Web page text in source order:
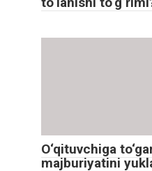
O‘qituvchiga
majburiyatini